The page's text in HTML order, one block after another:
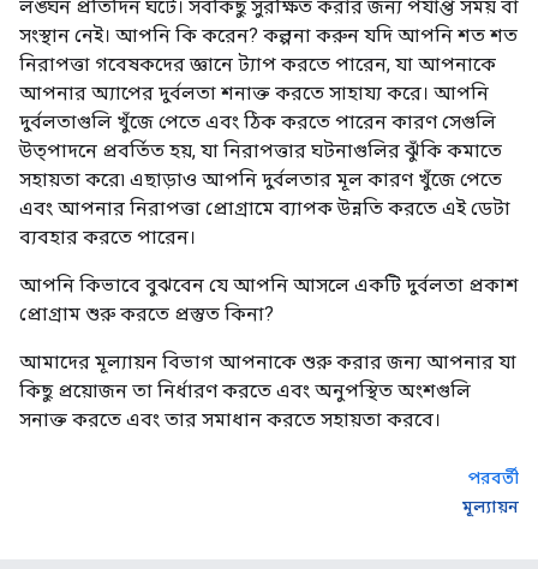
লঙ্ঘন প্রতিদিন ঘটে। সবকিছু সুরক্ষিত করার জন্য পর্যাপ্ত সময় বা
সংস্থান নেই। আপনি কি করেন? কল্পনা করুন যদি আপনি শত শত
নিরাপত্তা গবেষকদের জ্ঞানে ট্যাপ করতে পারেন, যা আপনাকে
আপনার অ্যাপের দুর্বলতা শনাক্ত করতে সাহায্য করে। আপনি
দুর্বলতাগুলি খুঁজে পেতে এবং ঠিক করতে পারেন কারণ সেগুলি
উত্পাদনে প্রবর্তিত হয়, যা নিরাপত্তার ঘটনাগুলির ঝুঁকি কমাতে
সহায়তা করে৷ এছাড়াও আপনি দুর্বলতার মূল কারণ খুঁজে পেতে
এবং আপনার নিরাপত্তা প্রোগ্রামে ব্যাপক উন্নতি করতে এই ডেটা
ব্যবহার করতে পারেন।
আপনি কিভাবে বুঝবেন যে আপনি আসলে একটি দুর্বলতা প্রকাশ
প্রোগ্রাম শুরু করতে প্রস্তুত কিনা?
আমাদের মূল্যায়ন বিভাগ আপনাকে শুরু করার জন্য আপনার যা
কিছু প্রয়োজন তা নির্ধারণ করতে এবং অনুপস্থিত অংশগুলি
সনাক্ত করতে এবং তার সমাধান করতে সহায়তা করবে।
পরবর্তী
মূল্যায়ন